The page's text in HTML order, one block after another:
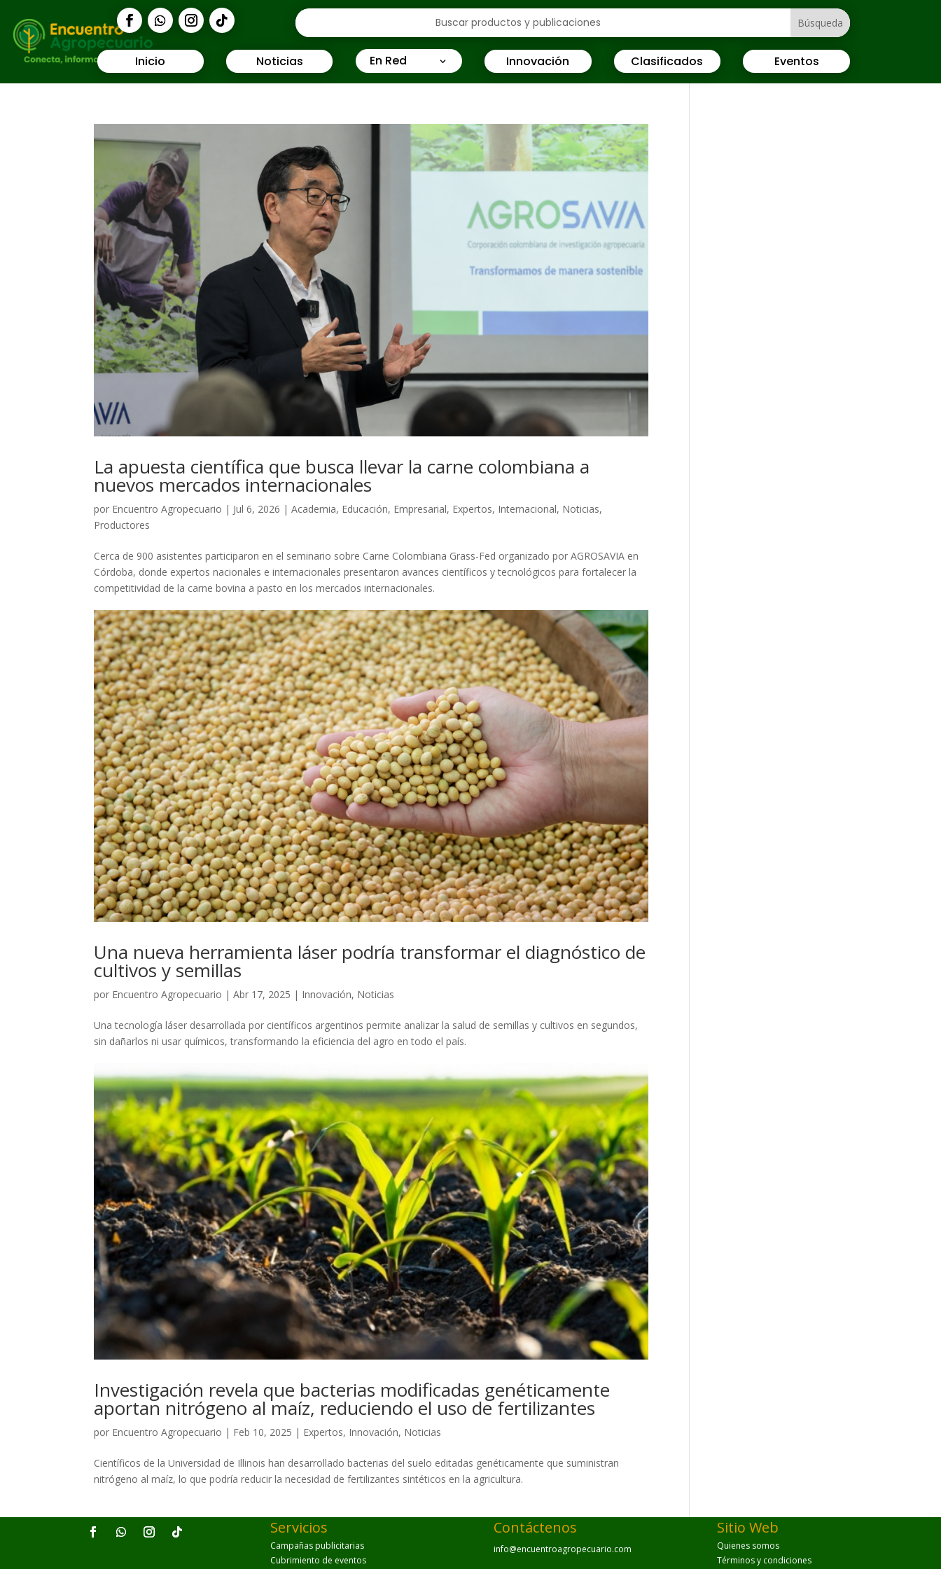
Inicio Noticias En Red Innovación Clasificados Eventos
La apuesta científica que busca llevar la carne colombiana a
nuevos mercados internacionales
por Encuentro Agropecuario | Jul 6, 2026 |Academia, Educación, Empresarial, Expertos, Internacional, Noticias,
Productores
Cerca de 900 asistentes participaron en el seminario sobre Carne Colombiana Grass-Fed organizado por AGROSAVIA en
Córdoba, donde expertos nacionales e internacionales presentaron avances científicos y tecnológicos para fortalecer la
competitividad de la carne bovina a pasto en los mercados internacionales.
Una nueva herramienta láser podría transformar el diagnóstico de
cultivos y semillas
por Encuentro Agropecuario |Abr 17, 2025 | Innovación, Noticias
Una tecnología láser desarrollada por científicos argentinos permite analizar la salud de semillas y cultivos en segundos,
sin dañarlos ni usar químicos, transformando la eficiencia del agro en todo el país.
Investigación revela que bacterias modificadas genéticamente
aportan nitrógeno al maíz, reduciendo el uso de fertilizantes
por Encuentro Agropecuario | Feb 10, 2025 | Expertos, Innovación, Noticias
Científicos de la Universidad de Illinois han desarrollado bacterias del suelo editadas genéticamente que suministran
nitrógeno al maíz, lo que podría reducir la necesidad de fertilizantes sintéticos en la agricultura.
Servicios
Campañas publicitarias
Cubrimiento de eventos
Contáctenos
info@encuentroagropecuario.com
Sitio Web
Quienes somos
Términos y condiciones